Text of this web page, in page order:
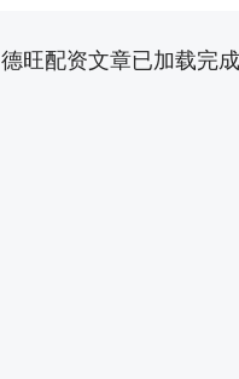
德旺配资文章已加载完成